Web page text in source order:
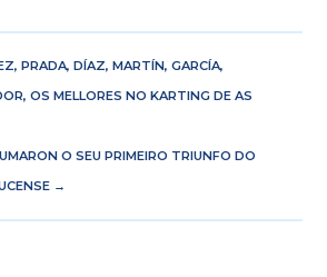
PRADA, DÍAZ, MARTÍN, GARCÍA,
OS MELLORES NO KARTING DE AS
O SEU PRIMEIRO TRIUNFO DO
→